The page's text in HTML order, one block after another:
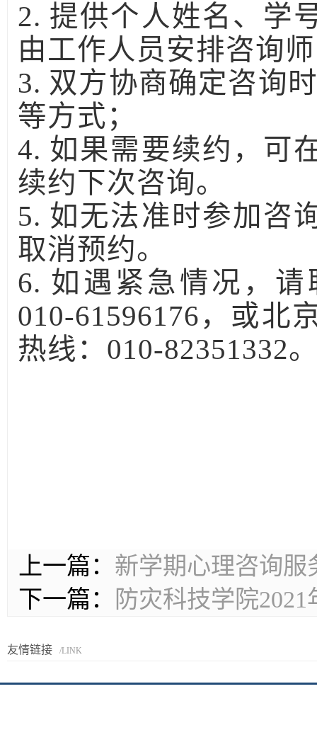
2. 提供个人姓名、学
由工作人员安排咨询
3. 双方协商确定咨询
等方式；
4. 如果需要续约，可
续约下次咨询。
5. 如无法准时参加咨
取消预约。
6. 如遇紧急情况，
010-61596176 ，或北
热线： 010-82351332
上一篇： 新学期心理咨询服
下一篇：
防灾科技学院
友情链接 /LINK